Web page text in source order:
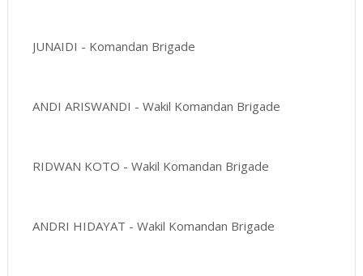
JUNAIDI - Komandan Brigade
ANDI ARISWANDI - Wakil Komandan Brigade
RIDWAN KOTO - Wakil Komandan Brigade
ANDRI HIDAYAT - Wakil Komandan Brigade